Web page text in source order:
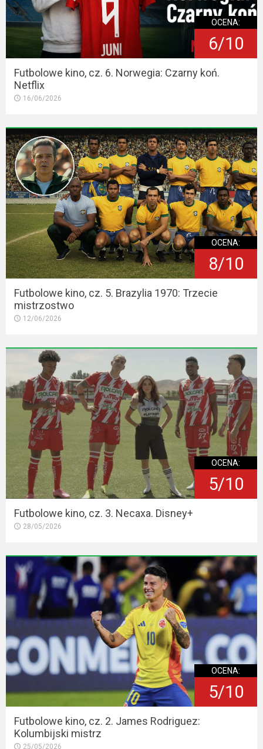
OCENA:
6/10
Futbolowe kino, cz. 6. Norwegia: Czarny koń.
Netflix
16/06/2026
OCENA:
8/10
Futbolowe kino, cz. 5. Brazylia 1970: Trzecie
mistrzostwo
12/06/2026
OCENA:
5/10
Futbolowe kino, cz. 3. Necaxa. Disney+
28/05/2026
OCENA:
5/10
Futbolowe kino, cz. 2. James Rodriguez:
Kolumbijski mistrz
25/05/2026